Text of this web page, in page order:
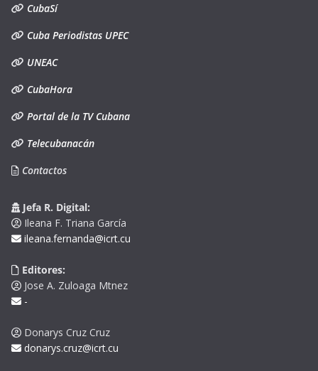
CubaSí
Cuba Periodistas UPEC
UNEAC
CubaHora
Portal de la TV Cubana
Telecubanacán
Contactos
Jefa R. Digital:
Ileana F. Triana García
ileana.fernanda@icrt.cu
Editores:
Jose A. Zuloaga Mtnez
-
Donarys Cruz Cruz
donarys.cruz@icrt.cu